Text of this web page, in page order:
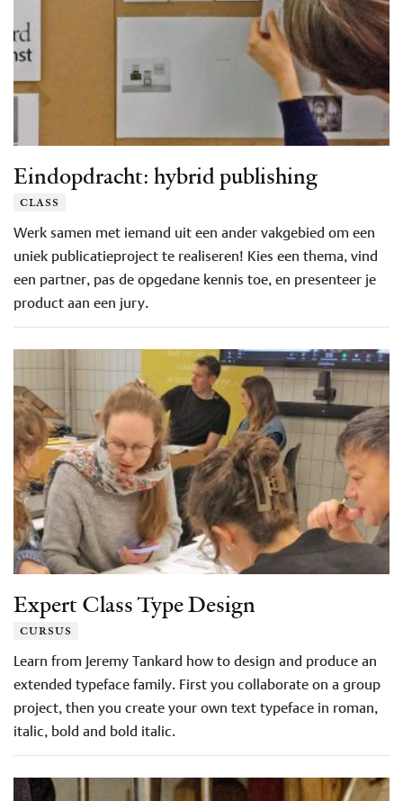
Eindopdracht: hybrid publishing
class
Werk samen met iemand uit een ander vakgebied om een
uniek publicatieproject te realiseren! Kies een thema, vind
een partner, pas de opgedane kennis toe, en presenteer je
product aan een jury.
Expert Class Type Design
cursus
Learn from Jeremy Tankard how to design and produce an
extended typeface family. First you collaborate on a group
project, then you create your own text typeface in roman,
italic, bold and bold italic.